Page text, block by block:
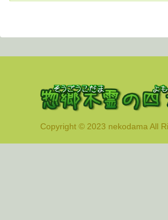
Copyright © 2023 nekodama All